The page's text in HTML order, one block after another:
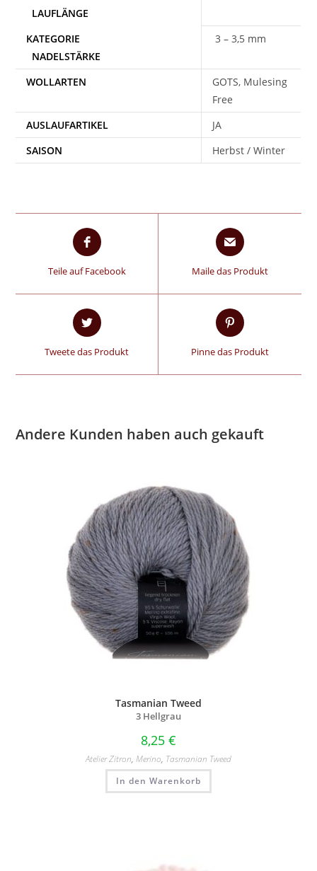
3 – 3,5 mm
WOLLARTEN
GOTS, Mulesing
Free
AUSLAUFARTIKEL
JA
SAISON
Herbst / Winter
Teile auf Facebook Maile das Produkt
Tweete das Produkt Pinne das Produkt
Andere Kunden haben auch gekauft
Tasmanian Tweed
3 Hellgrau
8,25 €
Atelier Zitron, Merino, Tasmanian Tweed
In den Warenkorb